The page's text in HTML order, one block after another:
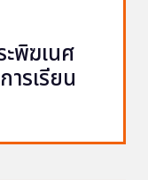
พิฆเนศ
ารเรียน